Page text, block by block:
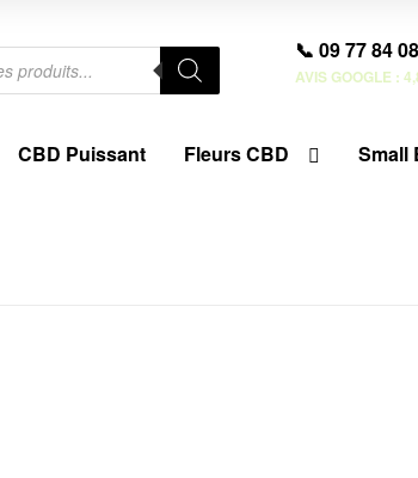
📞 09 77 84
AVIS GOOGLE
CBD Puissant Fleurs CBD Small